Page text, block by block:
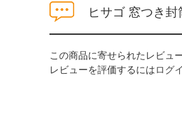
ヒサゴ 窓つき
この商品に寄せられたレビュ
レビューを評価するにはログ